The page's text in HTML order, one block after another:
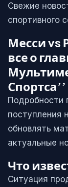
Свежие
спортивного
Месси vs
все о
Спортса’’
Подробности
поступления
обновлять
актуальные
Что
Ситуация